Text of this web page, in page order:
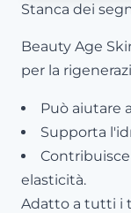
Stanca dei
Beauty Age
per la
Può aiutare
Supporta
elasticità.
Adatto a tutti i